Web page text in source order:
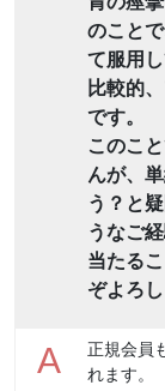
のこと
て服用し
比較的
です。
このこ
んが、
う？と
うなご
当たる
ぞよろ
A
正規会員
れます。